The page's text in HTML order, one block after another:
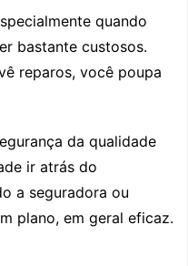
quando
bastante custosos.
reparos, você poupa
da qualidade
ir atrás do
a seguradora ou
plano, em geral eficaz.